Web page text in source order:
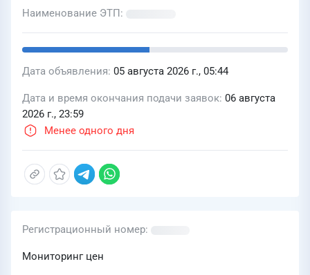
Наименование ЭТП
Дата объявления 05 августа 2026 г., 05:44
Дата и время окончания подачи заявок 06 августа
2026 г., 23:59
Менее одного дня
Регистрационный номер
Мониторинг цен